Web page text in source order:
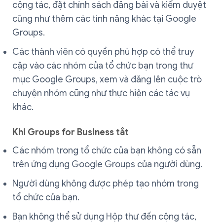
cộng tác, đặt chính sách đăng bài và kiểm duyệt
cũng như thêm các tính năng khác tại Google
Groups.
Các thành viên có quyền phù hợp có thể truy
cập vào các nhóm của tổ chức bạn trong thư
mục Google Groups, xem và đăng lên cuộc trò
chuyện nhóm cũng như thực hiện các tác vụ
khác.
Khi Groups for Business tắt
Các nhóm trong tổ chức của bạn không có sẵn
trên ứng dụng Google Groups của người dùng.
Người dùng không được phép tạo nhóm trong
tổ chức của bạn.
Bạn không thể sử dụng Hộp thư đến cộng tác,